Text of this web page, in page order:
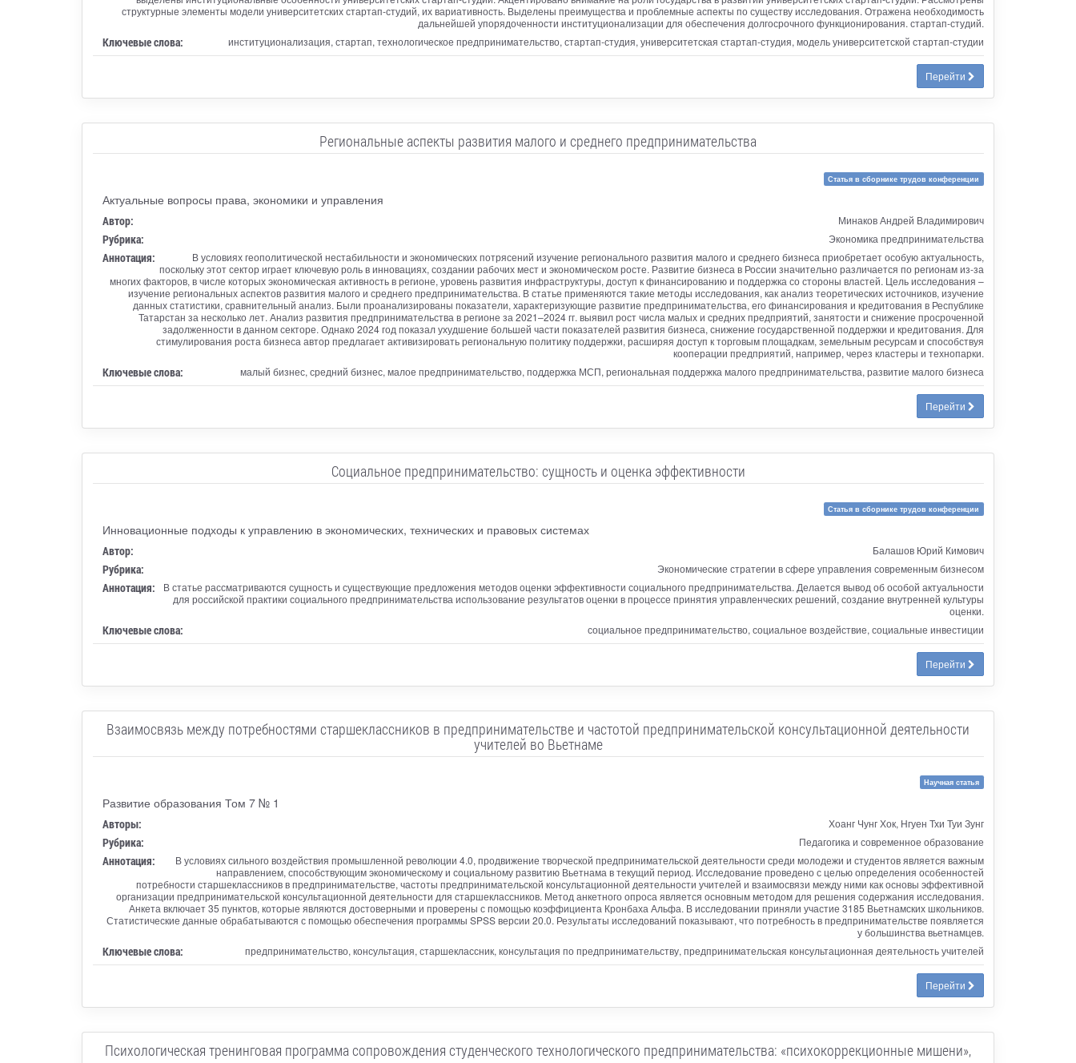
структурные элементы модели университетских стартап-студий, их вариативность. Выделены преимущества и проблемные аспекты по существу исследования. Отражена необходимость
дальнейшей упорядоченности институционализации для обеспечения долгосрочного функционирования. стартап-студий.
Ключевые слова: институционализация, стартап, технологическое предпринимательство, стартап-студия, университетская стартап-студия, модель университетской стартап-студии
Перейти
Региональные аспекты развития малого и среднего предпринимательства
Статья в сборнике трудов конференции
Актуальные вопросы права, экономики и управления
Автор: Минаков Андрей Владимирович
Рубрика: Экономика предпринимательства
Аннотация:
В условиях геополитической нестабильности и экономических потрясений изучение регионального развития малого и среднего бизнеса приобретает особую актуальность,
поскольку этот сектор играет ключевую роль в инновациях, создании рабочих мест и экономическом росте. Развитие бизнеса в России значительно различается по регионам из-за
многих факторов, в числе которых экономическая активность в регионе, уровень развития инфраструктуры, доступ к финансированию и поддержка со стороны властей. Цель исследования –
изучение региональных аспектов развития малого и среднего предпринимательства. В статье применяются такие методы исследования, как анализ теоретических источников, изучение
данных статистики, сравнительный анализ. Были проанализированы показатели, характеризующие развитие предпринимательства, его финансирования и кредитования в Республике
Татарстан за несколько лет. Анализ развития предпринимательства в регионе за 2021–2024 гг. выявил рост числа малых и средних предприятий, занятости и снижение просроченной
задолженности в данном секторе. Однако 2024 год показал ухудшение большей части показателей развития бизнеса, снижение государственной поддержки и кредитования. Для
стимулирования роста бизнеса автор предлагает активизировать региональную политику поддержки, расширяя доступ к торговым площадкам, земельным ресурсам и способствуя
кооперации предприятий, например, через кластеры и технопарки.
Ключевые слова: малый бизнес, средний бизнес, малое предпринимательство, поддержка МСП, региональная поддержка малого предпринимательства, развитие малого бизнеса
Перейти
Социальное предпринимательство: сущность и оценка эффективности
Статья в сборнике трудов конференции
Инновационные подходы к управлению в экономических, технических и правовых системах
Автор: Балашов Юрий Кимович
Рубрика: Экономические стратегии в сфере управления современным бизнесом
Аннотация:
В статье рассматриваются сущность и существующие предложения методов оценки эффективности социального предпринимательства. Делается вывод об особой актуальности
для российской практики социального предпринимательства использование результатов оценки в процессе принятия управленческих решений, создание внутренней культуры
оценки.
Ключевые слова: социальное предпринимательство, социальное воздействие, социальные инвестиции
Перейти
Взаимосвязь между потребностями старшеклассников в предпринимательстве и частотой предпринимательской консультационной деятельности
учителей во Вьетнаме
Научная статья
Развитие образования Том 7 № 1
Авторы: Хоанг Чунг Хок, Нгуен Тхи Туи Зунг
Рубрика: Педагогика и современное образование
Аннотация:
В условиях сильного воздействия промышленной революции 4.0, продвижение творческой предпринимательской деятельности среди молодежи и студентов является важным
направлением, способствующим экономическому и социальному развитию Вьетнама в текущий период. Исследование проведено с целью определения особенностей
потребности старшеклассников в предпринимательстве, частоты предпринимательской консультационной деятельности учителей и взаимосвязи между ними как основы эффективной
организации предпринимательской консультационной деятельности для старшеклассников. Метод анкетного опроса является основным методом для решения содержания исследования.
Анкета включает 35 пунктов, которые являются достоверными и проверены с помощью коэффициента Кронбаха Альфа. В исследовании приняли участие 3185 Вьетнамских школьников.
Статистические данные обрабатываются с помощью обеспечения программы SPSS версии 20.0. Результаты исследований показывают, что потребность в предпринимательстве появляется
у большинства вьетнамцев.
Ключевые слова: предпринимательство, консультация, старшеклассник, консультация по предпринимательству, предпринимательская консультационная деятельность учителей
Перейти
Психологическая тренинговая программа сопровождения студенческого технологического предпринимательства: «психокоррекционные мишени»,